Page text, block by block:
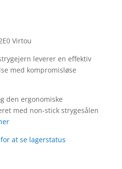
Virtou
leverer en effektiv
med kompromisløse
den ergonomiske
med non-stick strygesålen
at se lagerstatus